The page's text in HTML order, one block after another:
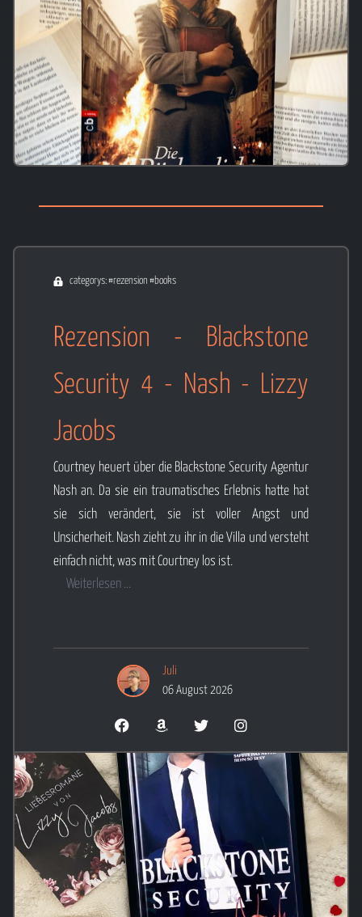
categorys: #rezension #books
Rezension - Blackstone
Security 4 - Nash - Lizzy
Jacobs
Courtney heuert über die Blackstone Security Agentur
Nash an. Da sie ein traumatisches Erlebnis hatte hat
sie sich verändert, sie ist voller Angst und
Unsicherheit. Nash zieht zu ihr in die Villa und versteht
einfach nicht, was mit Courtney los ist.
Weiterlesen ...
Juli
06 August 2026